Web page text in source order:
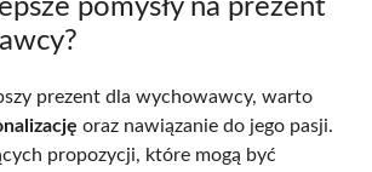
pomysły na prezent
prezent dla wychowawcy, warto
oraz nawiązanie do jego pasji.
propozycji, które mogą być